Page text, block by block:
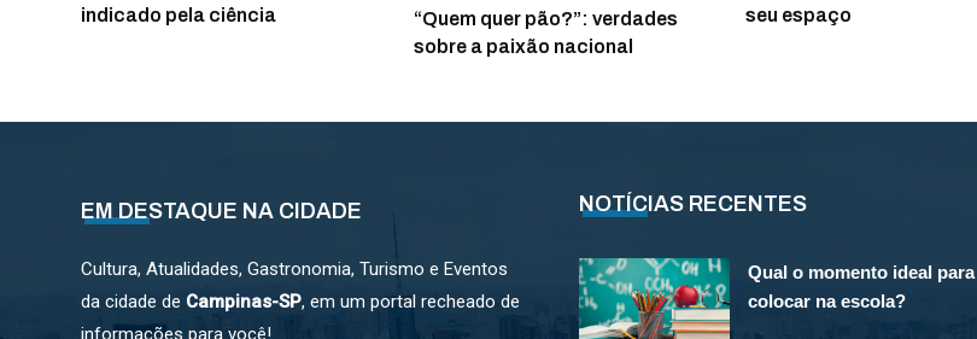
indicado pela ciência
“Quem quer pão?”: verdades
sobre a paixão nacional
seu espaço
EM DESTAQUE NA CIDADE
Cultura, Atualidades, Gastronomia, Turismo e Eventos
da cidade de Campinas-SP, em um portal recheado de
informações para você!
NOTÍCIAS RECENTES
Qual o momento ideal para
colocar na escola?